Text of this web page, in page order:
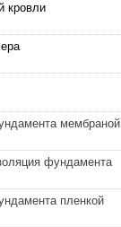
кровли
мембраной
фундамента
пленкой